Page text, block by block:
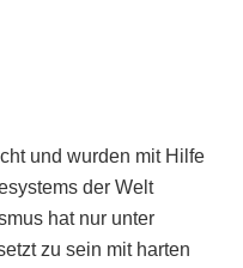
und wurden mit Hilfe
der Welt
hat nur unter
zu sein mit harten